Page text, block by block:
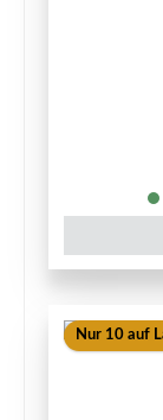
Nur 10 auf